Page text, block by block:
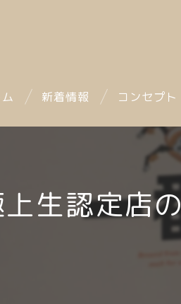
新着情報 コンセプト
生認定店